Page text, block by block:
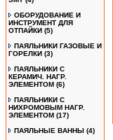
ОБОРУДОВАНИЕ И
ИНСТРУМЕНТ ДЛЯ
ОТПАЙКИ (5)
ПАЯЛЬНИКИ ГАЗОВЫЕ И
ГОРЕЛКИ (3)
ПАЯЛЬНИКИ С
КЕРАМИЧ. НАГР.
ЭЛЕМЕНТОМ (6)
ПАЯЛЬНИКИ С
НИХРОМОВЫМ НАГР.
ЭЛЕМЕНТОМ (17)
ПАЯЛЬНЫЕ ВАННЫ (4)